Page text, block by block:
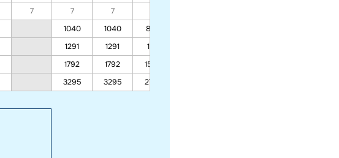
7 7 7
1040 1040 898
1291 1291 1101
1792 1792 1508
3295 3295 2726